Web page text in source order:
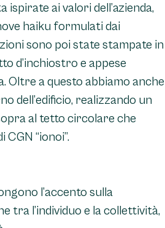
ispirate ai valori dell’azienda,
haiku formulati dai
sono poi state stampate in
d’inchiostro e appese
Oltre a questo abbiamo anche
dell’edificio, realizzando un
al tetto circolare che
“ionoi”.
l’accento sulla
tra l’individuo e la collettività,